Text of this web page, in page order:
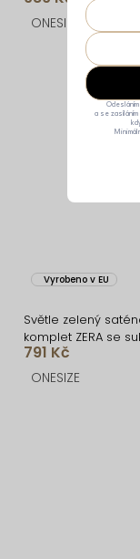
ONESIZE
Vyrobeno v EU
Světle zelený
komplet ZERA se
791 Kč
ONESIZE
a se